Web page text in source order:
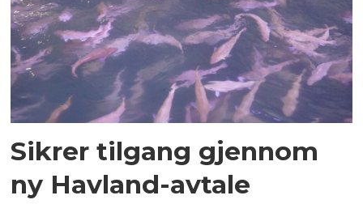
Sikrer tilgang gjennom
ny Havland-avtale